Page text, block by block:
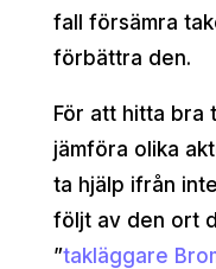
fall försämra
förbättra den.
För att hitta bra
jämföra olika
ta hjälp ifrån
följt av den ort
”takläggare